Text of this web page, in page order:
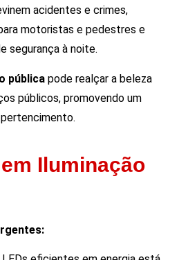
acidentes e crimes,
motoristas e pedestres e
segurança à noite.
pública pode realçar a beleza
públicos, promovendo um
Iluminação